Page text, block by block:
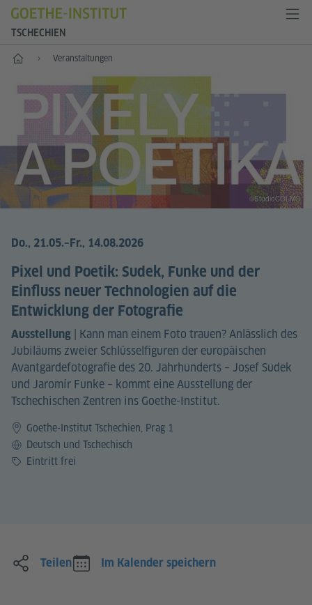
TSCHECHIEN
Start Veranstaltungen
Do., 21.05.–Fr., 14.08.2026
Pixel und Poetik: Sudek, Funke und der
Einfluss neuer Technologien auf die
Entwicklung der Fotografie
Ausstellung | Kann man einem Foto trauen? Anlässlich des
Jubiläums zweier Schlüsselfiguren der europäischen
Avantgardefotografie des 20. Jahrhunderts – Josef Sudek
und Jaromír Funke – kommt eine Ausstellung der
Tschechischen Zentren ins Goethe-Institut.
Goethe-Institut Tschechien, Prag 1
SpracheDeutsch und Tschechisch
PreisEintritt frei
©StudioCOLMO
Teilen Im Kalender speichern